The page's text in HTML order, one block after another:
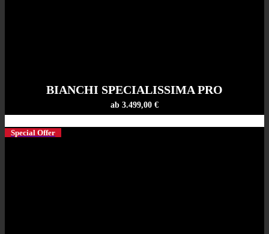
BIANCHI SPECIALISSIMA PRO
ab 3.499,00 €
Special Offer